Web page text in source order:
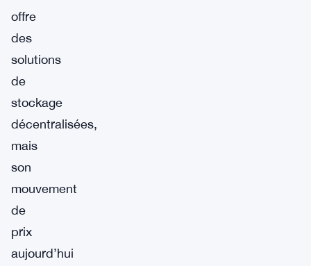
offre
des
solutions
de
stockage
décentralisées,
mais
son
mouvement
de
prix
aujourd’hui